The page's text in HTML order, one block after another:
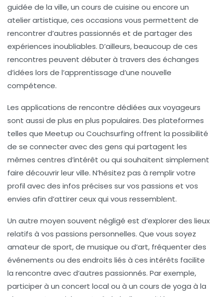
guidée de la ville, un cours de cuisine ou encore un
atelier artistique, ces occasions vous permettent de
rencontrer d’autres passionnés et de partager des
expériences inoubliables. D’ailleurs, beaucoup de ces
rencontres peuvent débuter à travers des échanges
d’idées lors de l’apprentissage d’une nouvelle
compétence.
Les applications de rencontre dédiées aux voyageurs
sont aussi de plus en plus populaires. Des plateformes
telles que Meetup ou Couchsurfing offrent la possibilité
de se connecter avec des gens qui partagent les
mêmes centres d’intérêt ou qui souhaitent simplement
faire découvrir leur ville. N’hésitez pas à remplir votre
profil avec des infos précises sur vos passions et vos
envies afin d’attirer ceux qui vous ressemblent.
Un autre moyen souvent négligé est d’explorer des lieux
relatifs à vos passions personnelles. Que vous soyez
amateur de sport, de musique ou d’art, fréquenter des
événements ou des endroits liés à ces intérêts facilite
la rencontre avec d’autres passionnés. Par exemple,
participer à un concert local ou à un cours de yoga à la